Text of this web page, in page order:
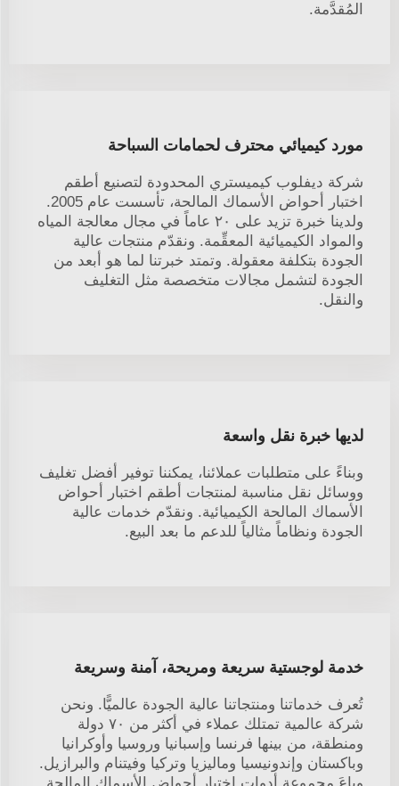
المُقدَّمة.
مورد كيميائي محترف لحمامات السباحة
شركة ديفلوب كيميستري المحدودة لتصنيع أطقم
اختبار أحواض الأسماك المالحة، تأسست عام 2005.
ولدينا خبرة تزيد على ٢٠ عاماً في مجال معالجة المياه
والمواد الكيميائية المعقِّمة. ونقدّم منتجات عالية
الجودة بتكلفة معقولة. وتمتد خبرتنا لما هو أبعد من
الجودة لتشمل مجالات متخصصة مثل التغليف
والنقل.
لديها خبرة نقل واسعة
وبناءً على متطلبات عملائنا، يمكننا توفير أفضل تغليف
ووسائل نقل مناسبة لمنتجات أطقم اختبار أحواض
الأسماك المالحة الكيميائية. ونقدّم خدمات عالية
الجودة ونظاماً مثالياً للدعم ما بعد البيع.
خدمة لوجستية سريعة ومريحة، آمنة وسريعة
تُعرف خدماتنا ومنتجاتنا عالية الجودة عالميًّا. ونحن
شركة عالمية تمتلك عملاء في أكثر من ٧٠ دولة
ومنطقة، من بينها فرنسا وإسبانيا وروسيا وأوكرانيا
وباكستان وإندونيسيا وماليزيا وتركيا وفيتنام والبرازيل.